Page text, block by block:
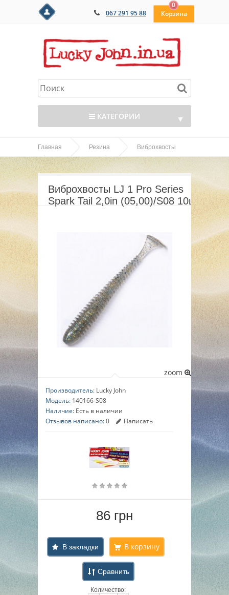
067 291 95 88
0
КАТЕГОРИИ ▼
▼
▼
Главная Резина Виброхвосты
SPARK TAIL Виброхвосты LJ Pro
Series Spark Tail 2,0in (05,00)/S08 10шт
Виброхвосты LJ 1 Pro Series
Spark Tail 2,0in (05,00)/S08 10шт
zoom
Производитель: Lucky John
Модель: 140166-S08
Наличие: Есть в наличии
Отзывов написано:0 Написать
86 грн
В закладки
Сравнить
Количество: